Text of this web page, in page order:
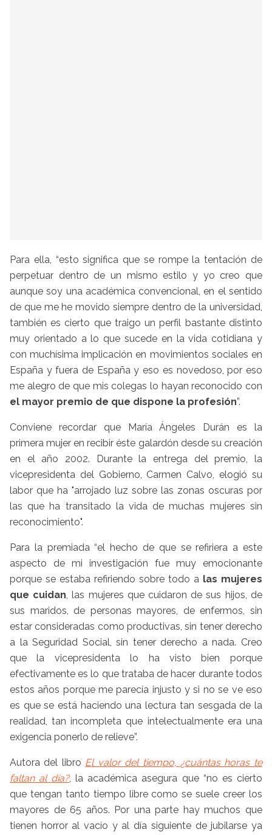
Para ella, “esto significa que se rompe la tentación de
perpetuar dentro de un mismo estilo y yo creo que
aunque soy una académica convencional, en el sentido
de que me he movido siempre dentro de la universidad,
también es cierto que traigo un perfil bastante distinto
muy orientado a lo que sucede en la vida cotidiana y
con muchísima implicación en movimientos sociales en
España y fuera de España y eso es novedoso, por eso
me alegro de que mis colegas lo hayan reconocido con
el mayor premio de que dispone la profesión”.
Conviene recordar que María Ángeles Durán es la
primera mujer en recibir éste galardón desde su creación
en el año 2002. Durante la entrega del premio, la
vicepresidenta del Gobierno, Carmen Calvo, elogió su
labor que ha "arrojado luz sobre las zonas oscuras por
las que ha transitado la vida de muchas mujeres sin
reconocimiento".
Para la premiada “el hecho de que se refiriera a este
aspecto de mi investigación fue muy emocionante
porque se estaba refiriendo sobre todo a las mujeres
que cuidan, las mujeres que cuidaron de sus hijos, de
sus maridos, de personas mayores, de enfermos, sin
estar consideradas como productivas, sin tener derecho
a la Seguridad Social, sin tener derecho a nada. Creo
que la vicepresidenta lo ha visto bien porque
efectivamente es lo que trataba de hacer durante todos
estos años porque me parecía injusto y si no se ve eso
es que se está haciendo una lectura tan sesgada de la
realidad, tan incompleta que intelectualmente era una
exigencia ponerlo de relieve”.
Autora del libro El valor del tiempo, ¿cuántas horas te
faltan al día?, la académica asegura que “no es cierto
que tengan tanto tiempo libre como se suele creer los
mayores de 65 años. Por una parte hay muchos que
tienen horror al vacío y al día siguiente de jubilarse ya